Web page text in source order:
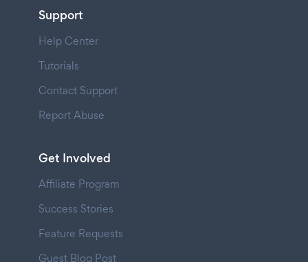
Support
Help Center
Tutorials
Contact Support
Report Abuse
Get Involved
Affiliate Program
Success Stories
Feature Requests
Guest Blog Post